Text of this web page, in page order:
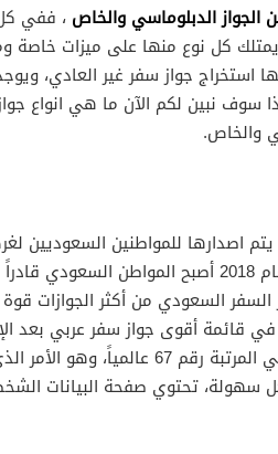
الجواز الدبلوماسي والخاص ، ففي
يمتلك كل نوع منها على ميزات خاصة
استخراج جواز سفر غير العادي،
سوف نبين لكم الآن ما هي انواع
والخاص.
اصدارها للمواطنين السعوديين
الدولية ويحتوي على 48 صفحة، وفي عام 2018 أصبح
السفر السعودي من أكثر الجوازات قوة
قائمة أقوى جواز سفر عربي بعد
وقطر، والبحرين، وسلطنة عمان، ويقع في المرتبة رقم
سهولة، تحتوي صفحة البيانات